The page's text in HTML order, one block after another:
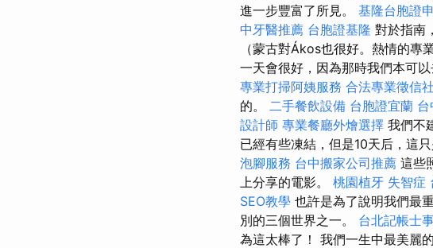
進一步豐富了所見。 基隆台胞證
中牙醫推薦 台胞證基隆 對於指南
（蒙古對Ákos也很好。熱情的專
一天會很好，因為那時我們本可
專業打掃阿姨服務 合法專業徵信社
的。 二手餐飲設備 台胞證宜蘭
設計師 專業餐廳外燴選擇 我們不
已經有些凍結，但是10天后，這
泡腳服務 台中搬家公司推薦 這些
上分享的電影。 桃園植牙 失智症
SEO教學 也許是為了說明我們最
別的三個世界之一。 台北記帳士
為這太棒了！ 我們一生中最美麗